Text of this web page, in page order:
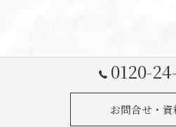
0120-
お問合せ・資